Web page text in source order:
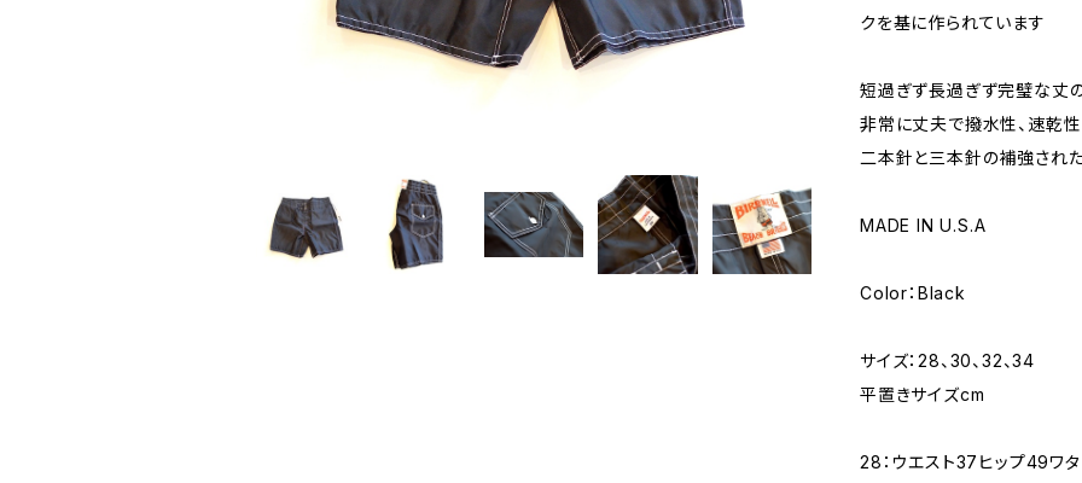
クを基に作られています
短過ぎず長過ぎず完璧な丈
非常に丈夫で撥水性、速乾
二本針と三本針の補強され
MADE IN U.S.A
Color：Black
サイズ：28、30、32、34
平置きサイズcm
28：ウエスト37ヒップ49ワ